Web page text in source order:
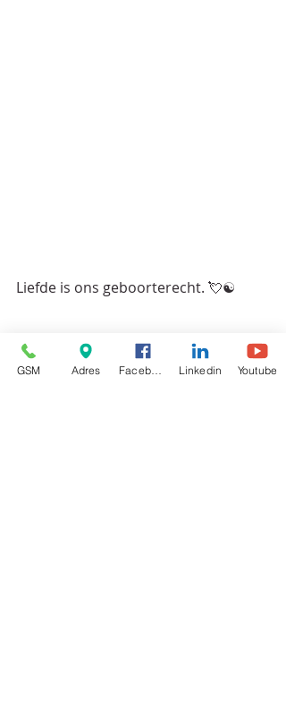
Liefde is ons geboorterecht. 💘☯️
GSM Adres Linkedin Youtube